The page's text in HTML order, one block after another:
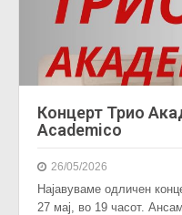
Концерт Трио
Academico
26/05/2026
Најавуваме одличен
27 мај, во 19 часот.